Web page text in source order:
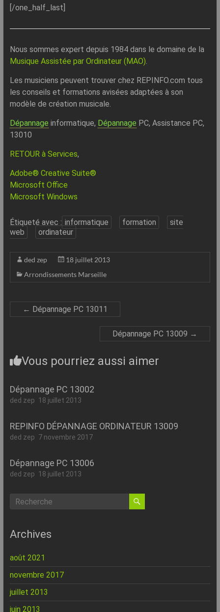
[/one_half_last]
Nous sommes expert depuis 1984 dans le domaine de la
Musique Assistée par Ordinateur (MAO).
Les musiciens peuvent trouver chez REPINFO.com tous
les conseils et formations avisées adaptées à son
modèle de création musicale.
Dépannage informatique, Dépannage PC, Assistance PC,
13010
RETOUR à Services,
Adobe® Creative Suite®
Microsoft Office
Microsoft Windows
Étiqueté avec : informatique formation
site
web
ordinateur
ded zep
18 juillet 2013
Arrondissements Marseille
← Dépannage PC 13011
Dépannage PC 13009 →
Vous pourriez aussi aimer
Dépannage PC 13002
ded zep 18 juillet 2013
REPINFO DÉPANNAGE ORDINATEUR 13009
ded zep 7 novembre 2017
Dépannage PC 13006
ded zep 18 juillet 2013
Archives
août 2021
novembre 2017
juillet 2013
juin 2013